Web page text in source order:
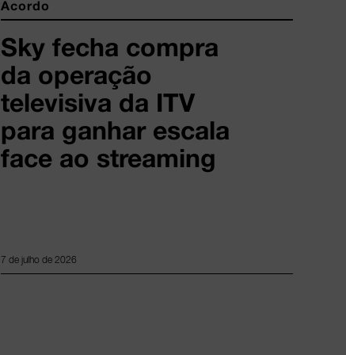
Acordo
Sky fecha compra
da operação
televisiva da ITV
para ganhar escala
face ao streaming
7 de julho de 2026